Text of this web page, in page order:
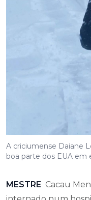
A criciumense Daiane
boa parte dos EUA em
MESTRE Cacau